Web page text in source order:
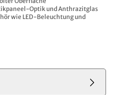
Optik und Anthrazitglas
wie LED-Beleuchtung und